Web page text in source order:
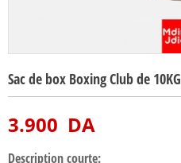
Sac de box Boxing Club de 10KG
3.900 DA
Description courte: